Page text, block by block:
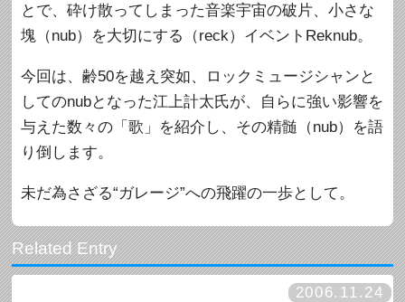
とで、砕け散ってしまった音楽宇宙の破片、小さな
塊（nub）を大切にする（reck）イベントReknub。
今回は、齢50を越え突如、ロックミュージシャンと
してのnubとなった江上計太氏が、自らに強い影響を
与えた数々の「歌」を紹介し、その精髄（nub）を語
り倒します。
未だ為さざる“ガレージ”への飛躍の一歩として。
2006.11.24